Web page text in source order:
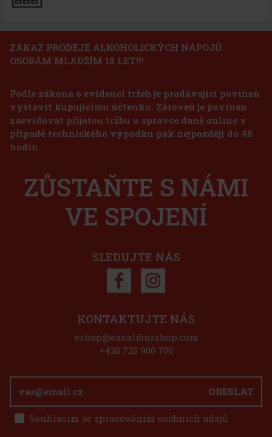
ZÁKAZ PRODEJE ALKOHOLICKÝCH NÁPOJŮ
OSOBÁM MLADŠÍM 18 LET!!!
Podle zákona o evidenci tržeb je prodávající povinen
vystavit kupujícímu účtenku. Zároveň je povinen
zaevidovat přijatou tržbu u správce daně online v
případě technického výpadku pak nejpozději do 48
hodin.
ZŮSTAŇTE S NÁMI
VE SPOJENÍ
SLEDUJTE NÁS
ODESLAT
Souhlasím se zpracováním osobních údajů
KONTAKTUJTE NÁS
eshop@excaliburshop.com
+420 725 900 700